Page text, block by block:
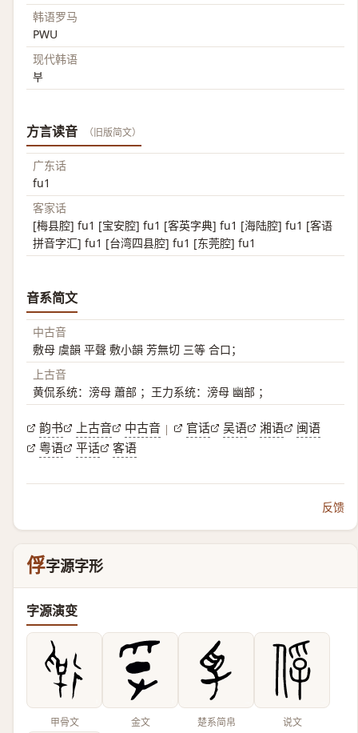
韩语罗马
PWU
现代韩语
부
方言读音 （旧版简文）
广东话
fu1
客家话
[梅县腔] fu1 [宝安腔] fu1 [客英字典] fu1 [海陆腔] fu1 [客语
拼音字汇] fu1 [台湾四县腔] fu1 [东莞腔] fu1
音系简文
中古音
敷母 虞韻 平聲 敷小韻 芳無切 三等 合口；
上古音
黄侃系统：滂母 蕭部 ；王力系统：滂母 幽部 ；
韵书 上古音 中古音 | 官话 吴语 湘语
闽语
粤语
平话 客语
反馈
俘字源字形
字源演变
甲骨文 金文 楚系简帛 说文